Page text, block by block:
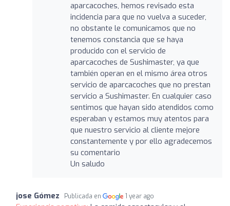
aparcacoches, hemos revisado esta
incidencia para que no vuelva a suceder,
no obstante le comunicamos que no
tenemos constancia que se haya
producido con el servicio de
aparcacoches de Sushimaster, ya que
también operan en el mismo área otros
servicio de aparcacoches que no prestan
servicio a Sushimaster. En cualquier caso
sentimos que hayan sido atendidos como
esperaban y estamos muy atentos para
que nuestro servicio al cliente mejore
constantemente y por ello agradecemos
su comentario
Un saludo
jose Gómez Publicada en 1 year ago